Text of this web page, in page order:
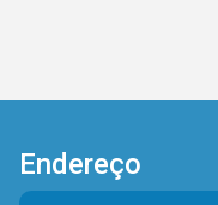
Endereço